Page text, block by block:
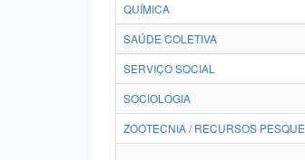
QUÍMICA
SAÚDE COLETIVA
SERVIÇO SOCIAL
SOCIOLOGIA
ZOOTECNIA / RECURSOS